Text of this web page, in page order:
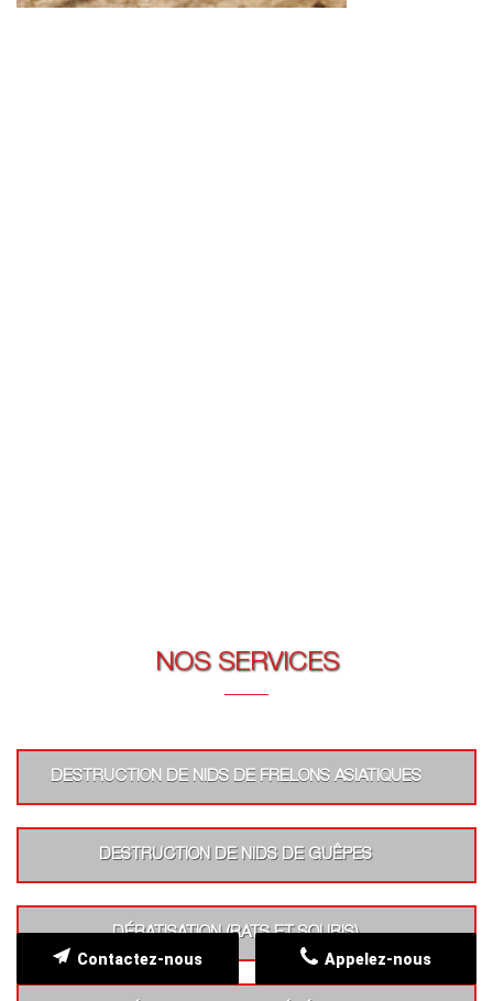
NOS SERVICES
DESTRUCTION DE NIDS DE FRELONS ASIATIQUES
DESTRUCTION DE NIDS DE GUÊPES
DÉRATISATION (RATS ET SOURIS)
Appelez-nous
Contactez-nous